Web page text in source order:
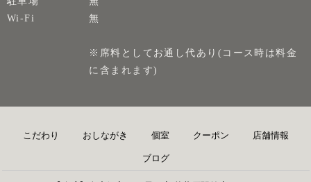
Wi-Fi
無
※席料としてお通し代あり(コース時は料金
に含まれます)
こだわり おしながき 個室 クーポン 店舗情報
ブログ